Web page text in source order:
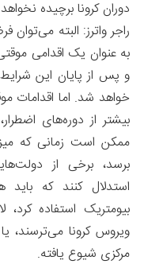
دوران کرونا برچیده
راجر واترز: البته
به عنوان یک اقدامی
و پس از پایان این
خواهد شد. اما اقدامات
بیشتر از دوره‌های
ممکن است زمانی که
برسد، برخی از
استدلال کنند که
بیومتریک استفاده
ویروس کرونا می‌ترسند،
مرکزی شیوع یافته.